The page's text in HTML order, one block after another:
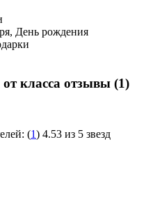
День рождения
класса отзывы (1)
(1) 4.53 из 5 звезд